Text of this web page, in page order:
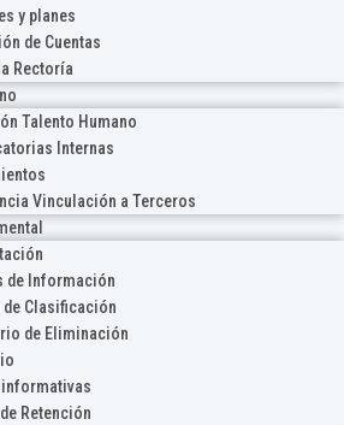
y planes
de Cuentas
Rectoría
Talento Humano
Internas
Vinculación a Terceros
de Información
de Clasificación
de Eliminación
informativas
Retención